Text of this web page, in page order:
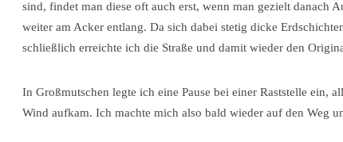
sind, findet man diese oft auch erst, wenn man gezielt danach
weiter am Acker entlang. Da sich dabei stetig dicke
schließlich erreichte ich die Straße und damit wieder den
In Großmutschen legte ich eine Pause bei einer Raststelle ein,
Wind aufkam. Ich machte mich also bald wieder auf den Weg